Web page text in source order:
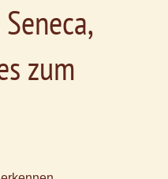
zum